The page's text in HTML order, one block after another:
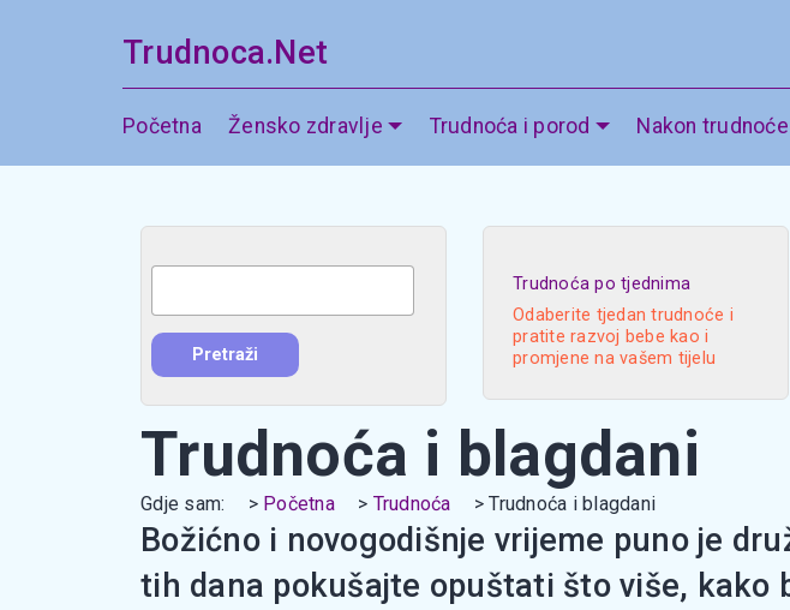
Trudnoca.Net
Početna Žensko zdravlje Trudnoća i porod Nakon trudnoće
Trudnoća po tjednima
Odaberite tjedan trudnoće i
pratite razvoj bebe kao i
promjene na vašem tijelu
Trudnoća i blagdani
Gdje sam: Početna Trudnoća Trudnoća i blagdani
Božićno i novogodišnje vrijeme puno je
tih dana pokušajte opuštati što više, kako